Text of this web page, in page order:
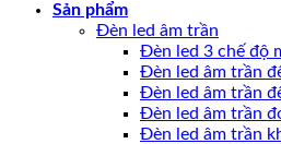
Sản phẩm
Đèn led âm trần
Đèn led 3 chế độ
Đèn led âm trần
Đèn led âm trần
Đèn led âm trần
Đèn led âm trần